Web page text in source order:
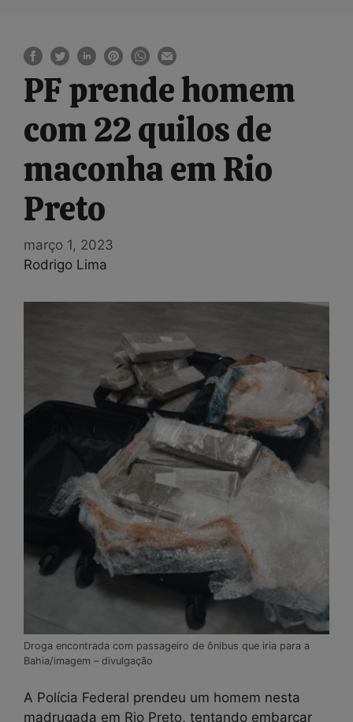
PF prende homem
com 22 quilos de
maconha em Rio
Preto
março 1, 2023
Rodrigo Lima
Droga encontrada com passageiro de ônibus que iria para a
Bahia/imagem – divulgação
A Polícia Federal prendeu um homem nesta
madrugada em Rio Preto, tentando embarcar